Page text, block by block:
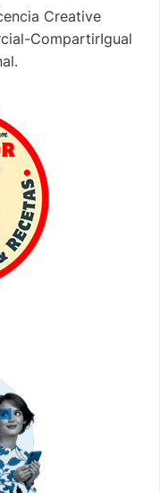
Creative
CompartirIgual
.